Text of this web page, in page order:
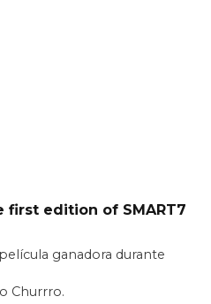
first edition of SMART7
ganadora durante
Churrro.